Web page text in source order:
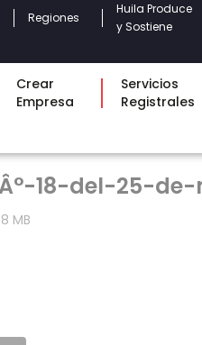
Regiones
Huila Produce
y Sostiene
Crear
Empresa
Servicios
Registrales
18-del-25-
MB